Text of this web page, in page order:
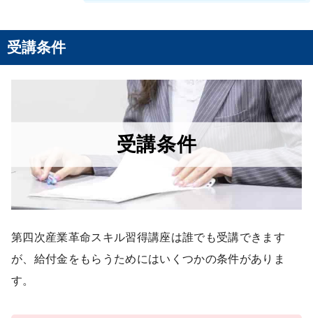
受講条件
受講条件
第四次産業革命スキル習得講座は誰でも受講できます
が、給付金をもらうためにはいくつかの条件がありま
す。